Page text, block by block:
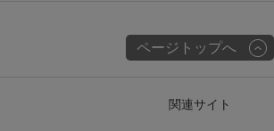
ページトップへ
関連サイト